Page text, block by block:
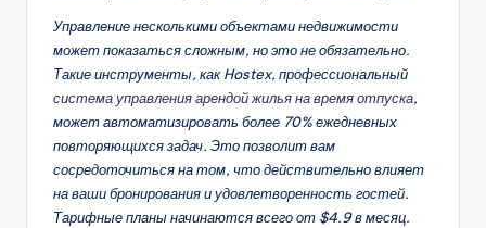
Управление несколькими объектами недвижимости
может показаться сложным, но это не обязательно.
Такие инструменты, как Hostex, профессиональный
система управления арендой жилья на время отпуска,
может автоматизировать более 70% ежедневных
повторяющихся задач. Это позволит вам
сосредоточиться на том, что действительно влияет
на ваши бронирования и удовлетворенность гостей.
Тарифные планы начинаются всего от $4.9 в месяц.